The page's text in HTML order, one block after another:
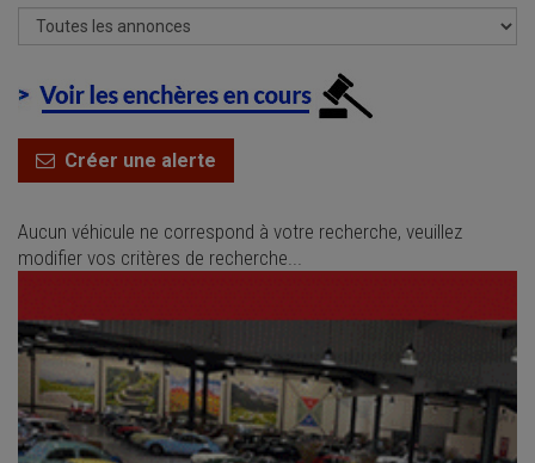
Créer une alerte
Aucun véhicule ne correspond à votre recherche, veuillez
modifier vos critères de recherche...